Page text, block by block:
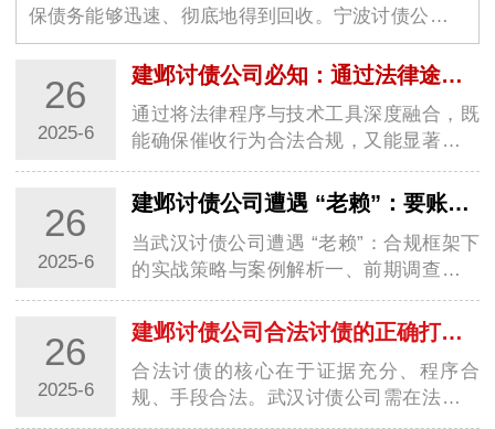
保债务能够迅速、彻底地得到回收。宁波讨债公司的
选择不仅仅是为了解决眼前的经济问题，更是为了维
护商业环境的稳定与良好运作。随着商业交易的增加
和…
26
2025-6
建邺讨债公司必知：通过法律途径要账的关键步骤
通过将法律程序与技术工具深度融合，既
能确保催收行为合法合规，又能显著提升
回款效率，实现商业债权的最大化保护。
一、证据链构建与债务性质认定1. 全维度
证据固定基础证据：合同、借条、转账记
录需…
26
2025-6
建邺讨债公司遭遇 “老赖”：要账实战经验大分享
当武汉讨债公司遭遇 “老赖”：合规框架下
的实战策略与案例解析一、前期调查：用
数据构建 “老赖” 行为画像1. 多维信息穿透
术工商 / 司法数据联动：通过国家企业信
用信息公示系统查询 “老赖” 关联…
26
2025-6
建邺讨债公司合法讨债的正确打开方式你知道几种？
合法讨债的核心在于证据充分、程序合
规、手段合法。武汉讨债公司需在法律框
架内灵活运用协商、调解、诉讼等手段，